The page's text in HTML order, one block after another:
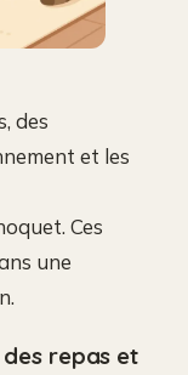
des
et les
Ces
une
repas et